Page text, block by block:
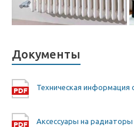
Документы
Техническая информация
Аксессуары на